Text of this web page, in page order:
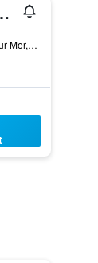
Matelote
80 Boulevard Sainte Beuve, Boulogne-sur-Mer, Pas-de-Calais, Frankreich